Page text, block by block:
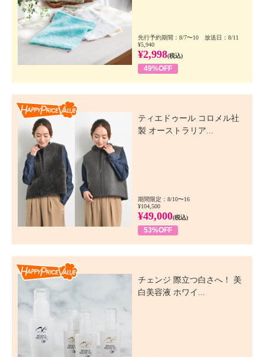
先行予約期間：8/7〜10 放送日：8/11
¥5,940
¥2,998(税込)
49%OFF
ティエドゥール コロメル社
製 オーストラリア...
期間限定：8/10〜16
¥104,500
¥49,000(税込)
53%OFF
チェンジ 際立つ白さへ！ 美
白美容液 ホワイ...